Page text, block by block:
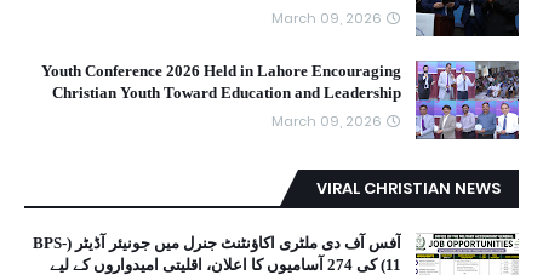
March 09, 2026
Youth Conference 2026 Held in Lahore Encouraging
Christian Youth Toward Education and Leadership
March 09, 2026
VIRAL CHRISTIAN NEWS
آفس آف دی ملٹری اکاؤنٹنٹ جنرل میں جونیئر آڈیٹر (BPS-
11) کی 274 آسامیوں کا اعلان، اقلیتی امیدواروں کے لیے